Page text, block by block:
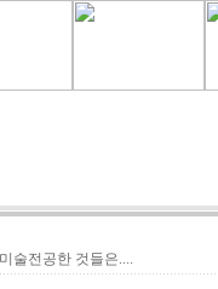
술전공한 것들은....